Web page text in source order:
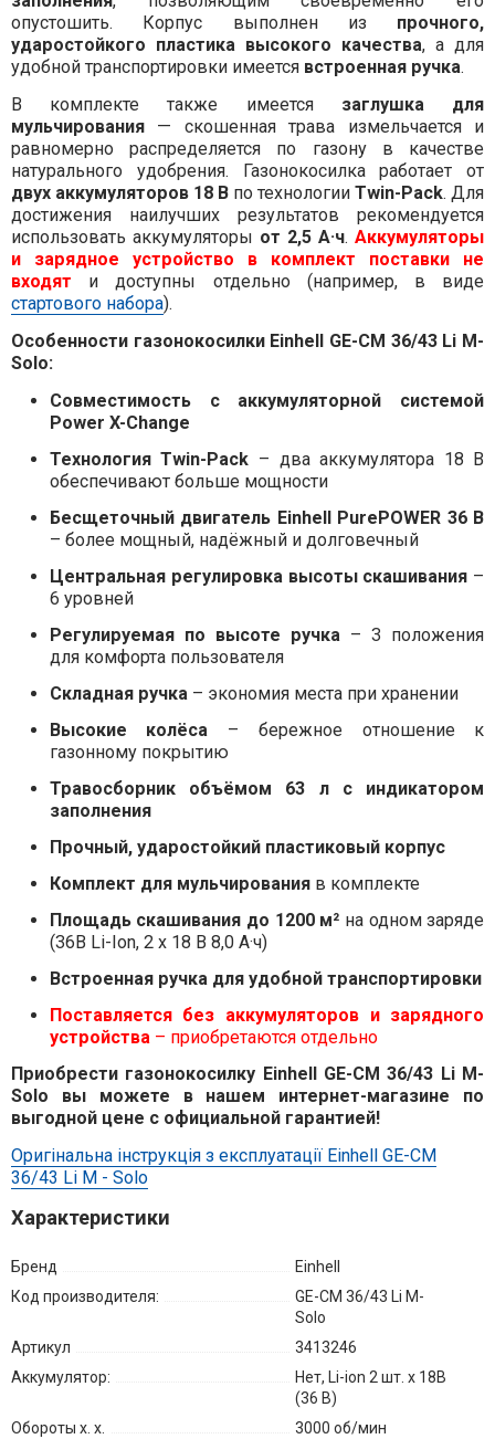
опустошить. Корпус выполнен из прочного,
ударостойкого пластика высокого качества, а для
удобной транспортировки имеется встроенная ручка.
В комплекте также имеется заглушка для
мульчирования— скошенная трава измельчается и
равномерно распределяется по газону в качестве
натурального удобрения. Газонокосилка работает от
двух аккумуляторов 18 Впо технологииTwin-Pack. Для
достижения наилучших результатов рекомендуется
использовать аккумуляторы от 2,5 А·ч.Аккумуляторы
и зарядное устройство в комплект поставки не
входят и доступны отдельно (например, в виде
стартового набора).
Особенности газонокосилки Einhell GE-CM 36/43 Li M-
Solo:
Совместимость с аккумуляторной системой
Power X-Change
Технология Twin-Pack – два аккумулятора 18 В
обеспечивают больше мощности
Бесщеточный двигатель Einhell PurePOWER 36 В
– более мощный, надёжный и долговечный
Центральная регулировка высоты скашивания –
6 уровней
Регулируемая по высоте ручка – 3 положения
для комфорта пользователя
Складная ручка – экономия места при хранении
Высокие колёса – бережное отношение к
газонному покрытию
Травосборник объёмом 63 л с индикатором
заполнения
Прочный, ударостойкий пластиковый корпус
Комплект для мульчированияв комплекте
Площадь скашивания до 1200 м² на одном заряде
(36В Li-Ion, 2 х 18 В 8,0 А·ч)
Встроенная ручка для удобной транспортировки
Поставляется без аккумуляторов и зарядного
устройства – приобретаются отдельно
Приобрести газонокосилку Einhell GE-CM 36/43 Li M-
Solo вы можете в нашем интернет-магазине по
выгодной цене с официальной гарантией!
Оригінальна інструкція з експлуатації Einhell GE-CM
36/43 Li M - Solo
Характеристики
Бренд
Einhell
Код производителя:
GE-CM 36/43 Li M-
Solo
Артикул
3413246
Аккумулятор:
Нет, Li-ion 2 шт. х 18В
(36 В)
Обороты х. х.
3000 об/мин